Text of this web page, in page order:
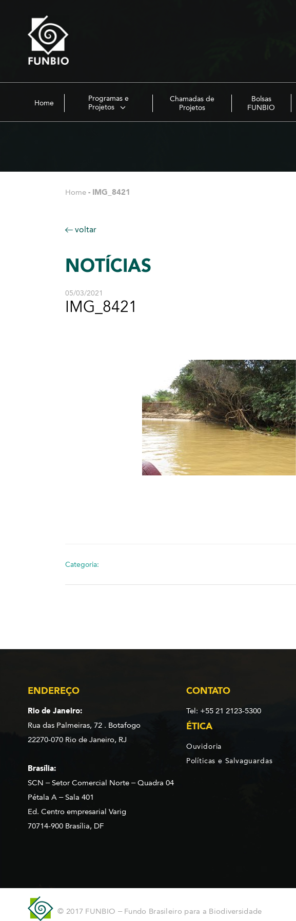
Home
Programas e
Projetos
Chamadas de
Projetos
Bolsas
FUNBIO
Home - IMG_8421
voltar
NOTÍCIAS
05/03/2021
IMG_8421
Categoria:
ENDEREÇO
Rio de Janeiro:
Rua das Palmeiras, 72 . Botafogo
22270-070 Rio de Janeiro, RJ
Brasília:
SCN – Setor Comercial Norte – Quadra 04
Pétala A – Sala 401
Ed. Centro empresarial Varig
70714-900 Brasília, DF
CONTATO
Tel: +55 21 2123-5300
ÉTICA
Ouvidoria
Políticas e Salvaguardas
© 2017 FUNBIO – Fundo Brasileiro para a Biodiversidade